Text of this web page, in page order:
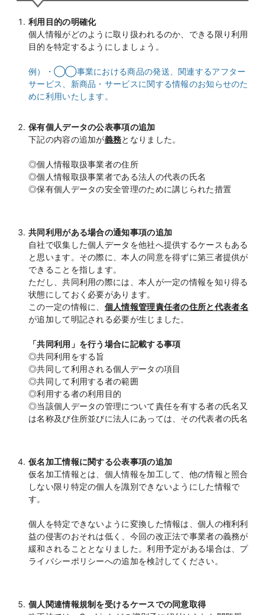
利用目的の明確化
個人情報がどのように取り扱われるのか、できる限り利用
目的を特定するようにしましょう。
例）・◯◯事業における商品の発送、関連するアフター
サービス、新商品・サービスに関する情報のお知らせのた
めに利用いたします。
保有個人データの公表事項の追加
下記の内容の追加が義務となりました。
◎個人情報取扱事業者の住所
◎個人情報取扱事業者である法人の代表の氏名
◎保有個人データの安全管理のために講じられた措置
共同利用がある場合の通知事項の追加
自社で収集した個人データを他社へ提供するケースもある
と思います。その際に、本人の同意を得ずに第三者提供が
できることを指します。
ただし、共同利用の際には、本人が一定の情報を知り得る
状態にしておく必要があります。
この一定の情報に、 個人情報管理責任者の住所と代表者名
が追加して明記される必要が生じました。
「共同利用」を行う場合に記載する事項
◎共同利用をする旨
◎共同して利用される個人データの項目
◎共同して利用する者の範囲
◎利用する者の利用目的
◎当該個人データの管理について責任を有する者の氏名又
は名称及び住所並びに法人にあっては、その代表者の氏名
仮名加工情報に関する公表事項の追加
仮名加工情報とは、個人情報を加工して、他の情報と照合
しない限り特定の個人を識別できないようにした情報で
す。
個人を特定できないように変換した情報は、個人の権利利
益の侵害のおそれは低く、今回の改正法で事業者の義務が
緩和されることとなりました。利用予定がある場合は、プ
ライバシーポリシーへの追加を検討してください。
個人関連情報規制を受けるケースでの同意取得